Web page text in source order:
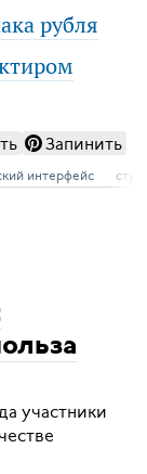
рубля
Запинить
интерфейс
участники